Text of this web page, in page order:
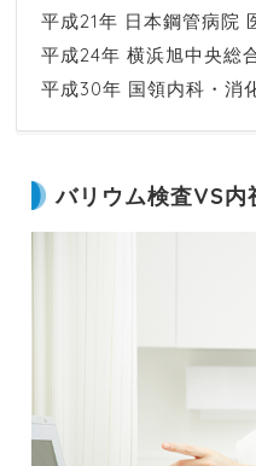
平成21年 日本鋼管病院
平成24年 横浜旭中央総
平成30年 国領内科・消
バリウム検査VS内